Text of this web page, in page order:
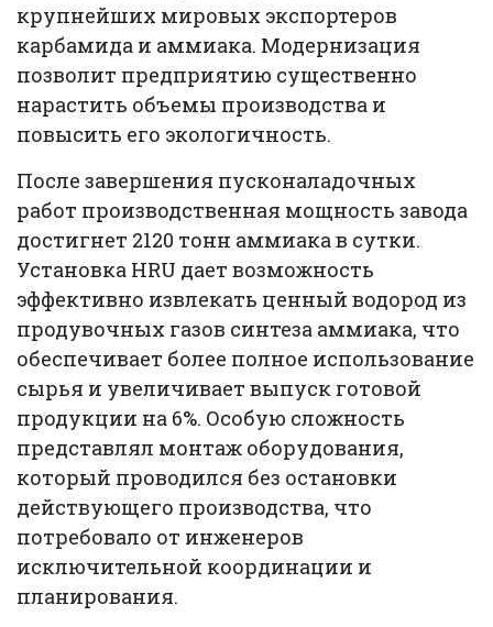
крупнейших мировых экспортеров
карбамида и аммиака. Модернизация
позволит предприятию существенно
нарастить объемы производства и
повысить его экологичность.
После завершения пусконаладочных
работ производственная мощность завода
достигнет 2120 тонн аммиака в сутки.
Установка HRU дает возможность
эффективно извлекать ценный водород из
продувочных газов синтеза аммиака, что
обеспечивает более полное использование
сырья и увеличивает выпуск готовой
продукции на 6%. Особую сложность
представлял монтаж оборудования,
который проводился без остановки
действующего производства, что
потребовало от инженеров
исключительной координации и
планирования.